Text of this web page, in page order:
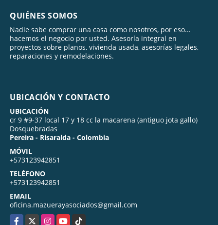
QUIÉNES SOMOS
Nadie sabe comprar una casa como nosotros, por eso...
hacemos el negocio por usted. Asesoría integral en
proyectos sobre planos, vivienda usada, asesorías legales,
reparaciones y remodelaciones.
UBICACIÓN Y CONTACTO
UBICACIÓN
cr 9 #9-37 local 17 y 18 cc la macarena (antiguo jota gallo)
Dosquebradas
Pereira - Risaralda - Colombia
MÓVIL
+573123942851
TELÉFONO
+573123942851
EMAIL
oficina.mazuerayasociados@gmail.com
Facebook
X InstagramYouTubeTikTok